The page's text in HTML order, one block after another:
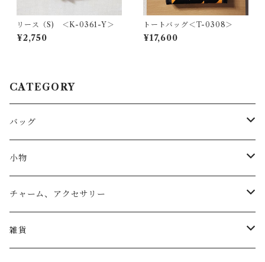
リース（S) ＜K-0361-Y＞
¥2,750
トートバッグ＜T-0308＞
¥17,600
CATEGORY
バッグ
トートバッグ
リュック
ショルダー
小物
小物入れ
チャーム、アクセサリー
バッグチャーム
雑貨